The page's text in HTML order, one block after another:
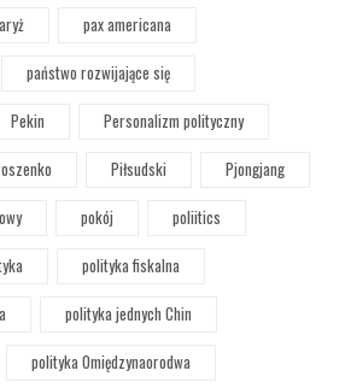
pax americana
państwo rozwijające się
Pekin
Personalizm polityczny
Piłsudski
Pjongjang
pokój
poliitics
polityka fiskalna
polityka jednych Chin
polityka Omiędzynaorodwa